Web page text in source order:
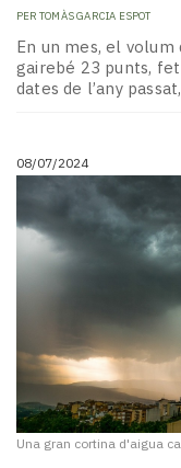
PER TOMÀS GARCIA ESPOT
En un mes, el volum
gairebé 23 punts,
dates de l’any
08/07/2024
Una gran cortina d'aigua